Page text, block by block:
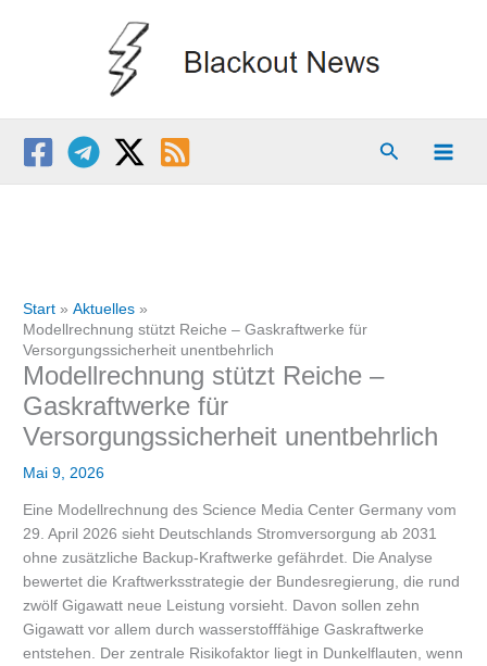
Suchen
Start
Aktuelles
Modellrechnung stützt Reiche – Gaskraftwerke für
Versorgungssicherheit unentbehrlich
Modellrechnung stützt Reiche –
Gaskraftwerke für
Versorgungssicherheit unentbehrlich
Mai 9, 2026
Eine Modellrechnung des Science Media Center Germany vom
29. April 2026 sieht Deutschlands Stromversorgung ab 2031
ohne zusätzliche Backup-Kraftwerke gefährdet. Die Analyse
bewertet die Kraftwerksstrategie der Bundesregierung, die rund
zwölf Gigawatt neue Leistung vorsieht. Davon sollen zehn
Gigawatt vor allem durch wasserstofffähige Gaskraftwerke
entstehen. Der zentrale Risikofaktor liegt in Dunkelflauten, wenn